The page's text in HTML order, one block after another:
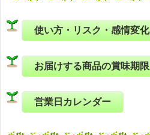
使い方・リスク・感情変化
お届けする商品の賞味期限
営業日カレンダー